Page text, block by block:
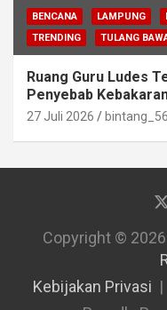
BENCANA LAMPUNG
TRENDING
TULANG
Ruang Guru Ludes
Penyebab
27 Juli 2026
Copyright © 2026
Kebijakan Privasi